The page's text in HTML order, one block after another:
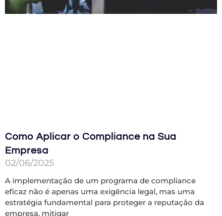
Como Aplicar o Compliance na Sua
Empresa
02/06/2025
A implementação de um programa de compliance
eficaz não é apenas uma exigência legal, mas uma
estratégia fundamental para proteger a reputação da
empresa, mitigar